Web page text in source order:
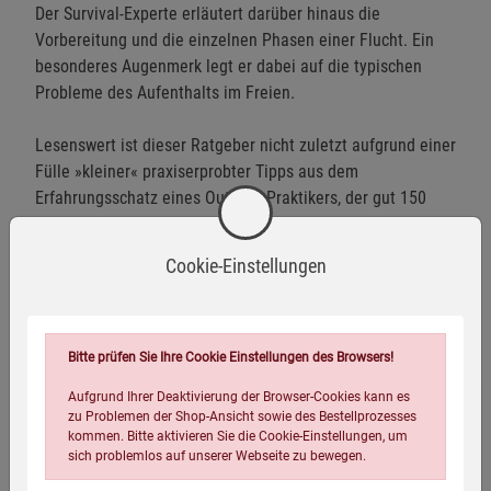
Der Survival-Experte erläutert darüber hinaus die
Vorbereitung und die einzelnen Phasen einer Flucht. Ein
besonderes Augenmerk legt er dabei auf die typischen
Probleme des Aufenthalts im Freien.
Lesenswert ist dieser Ratgeber nicht zuletzt aufgrund einer
Fülle »kleiner« praxiserprobter Tipps aus dem
Erfahrungsschatz eines Outdoor-Praktikers, der gut 150
Tage des Jahres im Wald lebt. Diese Empfehlungen können
oder sogar den Unterschied zwischen Leben und Tod
Eigenschaften
Verlag / Herausgeber:
Cookie-Einstellungen
Bitte prüfen Sie Ihre Cookie Einstellungen des Browsers!
Aufgrund Ihrer Deaktivierung der Browser-Cookies kann es
zu Problemen der Shop-Ansicht sowie des Bestellprozesses
kommen. Bitte aktivieren Sie die Cookie-Einstellungen, um
sich problemlos auf unserer Webseite zu bewegen.